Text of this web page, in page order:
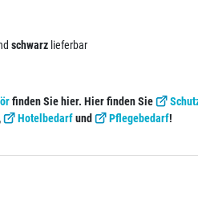
schwarz lieferbar
finden Sie hier. Hier finden Sie
, Hotelbedarfund Pflegebedarf!